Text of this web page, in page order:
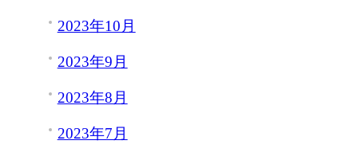
2023年10月
2023年9月
2023年8月
2023年7月